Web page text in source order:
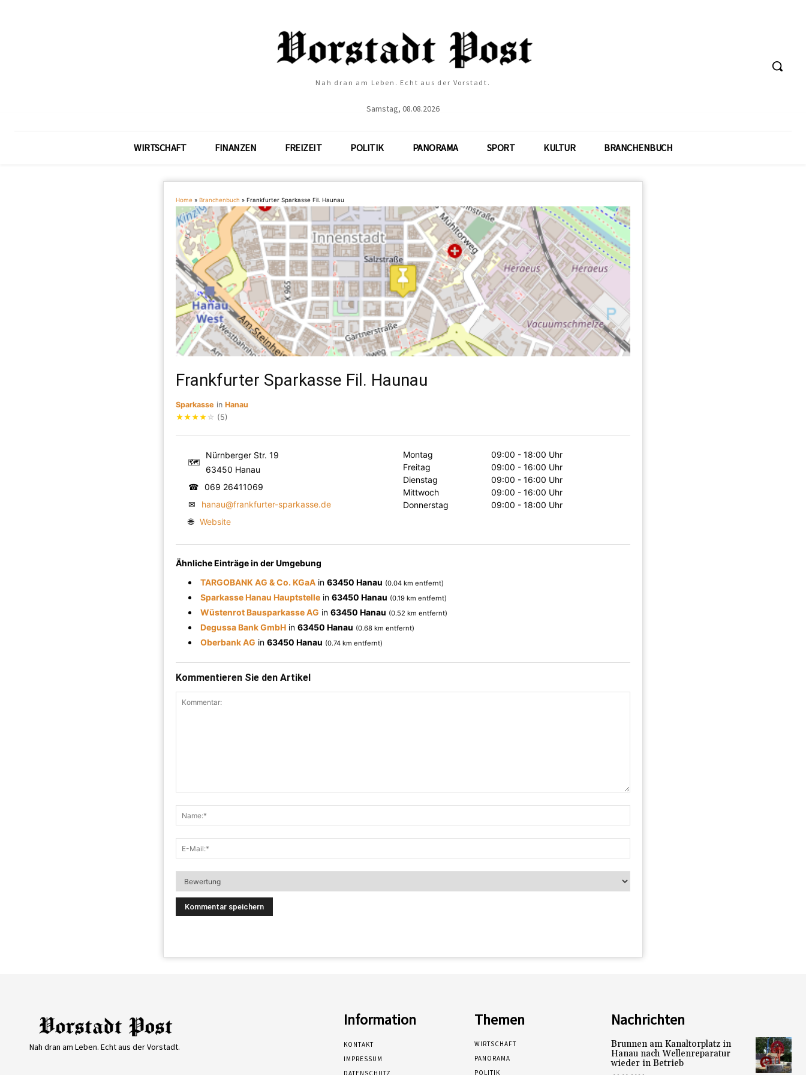
Nah dran am Leben. Echt aus der Vorstadt.
Samstag, 08.08.2026
WIRTSCHAFT FINANZEN FREIZEIT POLITIK PANORAMA SPORT KULTUR BRANCHENBUCH
Home » Branchenbuch » Frankfurter Sparkasse Fil. Haunau
Frankfurter Sparkasse Fil. Haunau
Sparkasse in Hanau
★★★★ ☆ (5)
🗺
Nürnberger Str. 19
63450 Hanau
☎ 069 26411069
✉
hanau@frankfurter-sparkasse.de
🌐 Website
Montag
09:00 - 18:00 Uhr
Freitag
09:00 - 16:00 Uhr
Dienstag
09:00 - 16:00 Uhr
Mittwoch
09:00 - 16:00 Uhr
Donnerstag
09:00 - 18:00 Uhr
Ähnliche Einträge in der Umgebung
TARGOBANK AG & Co. KGaA in 63450 Hanau (0.04 km entfernt)
Sparkasse Hanau Hauptstelle in 63450 Hanau (0.19 km entfernt)
Wüstenrot Bausparkasse AG in 63450 Hanau (0.52 km entfernt)
Degussa Bank GmbH in 63450 Hanau (0.68 km entfernt)
Oberbank AG in 63450 Hanau (0.74 km entfernt)
Kommentieren Sie den Artikel
Nah dran am Leben. Echt aus der Vorstadt.
Information
KONTAKT
IMPRESSUM
DATENSCHUTZ
Themen
WIRTSCHAFT
PANORAMA
POLITIK
Nachrichten
Brunnen am Kanaltorplatz in
Hanau nach Wellenreparatur
wieder in Betrieb